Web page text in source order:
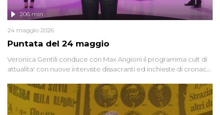
Puntata del 24 maggio
206 min
24 maggio 2026
Veronica Gentili conduce con Max Angioni il programma cult di
attualita' con nuove interviste dissacranti ed inchieste di cronaca